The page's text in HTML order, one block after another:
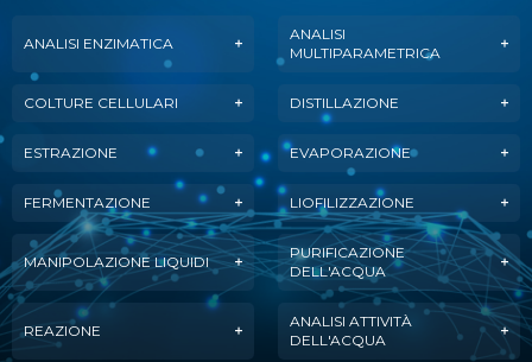
ANALISI ENZIMATICA
ANALISI
MULTIPARAMETRICA
COLTURE CELLULARI DISTILLAZIONE
ESTRAZIONE EVAPORAZIONE
FERMENTAZIONE LIOFILIZZAZIONE
MANIPOLAZIONE LIQUIDI
PURIFICAZIONE
DELL'ACQUA
REAZIONE
ANALISI ATTIVITÀ
DELL'ACQUA